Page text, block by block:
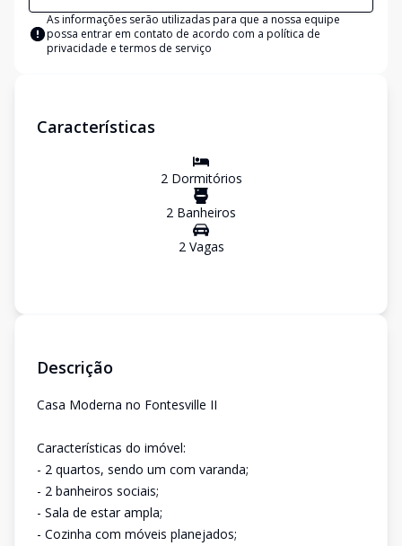
As informações serão utilizadas para que a nossa equipe
possa entrar em contato de acordo com a política de
privacidade e termos de serviço
Características
2Dormitórios
2 Banheiros
2Vagas
Descrição
Casa Moderna no Fontesville II
Características do imóvel:
- 2 quartos, sendo um com varanda;
- 2 banheiros sociais;
- Sala de estar ampla;
- Cozinha com móveis planejados;